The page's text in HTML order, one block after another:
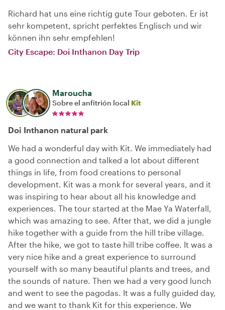
Richard hat uns eine richtig gute Tour geboten. Er ist
sehr kompetent, spricht perfektes Englisch und wir
können ihn sehr empfehlen!
City Escape: Doi Inthanon Day Trip
Maroucha
Sobre el anfitrión local Kit
Doi Inthanon natural park
We had a wonderful day with Kit. We immediately had
a good connection and talked a lot about different
things in life, from food creations to personal
development. Kit was a monk for several years, and it
was inspiring to hear about all his knowledge and
experiences. The tour started at the Mae Ya Waterfall,
which was amazing to see. After that, we did a jungle
hike together with a guide from the hill tribe village.
After the hike, we got to taste hill tribe coffee. It was a
very nice hike and a great experience to surround
yourself with so many beautiful plants and trees, and
the sounds of nature. Then we had a very good lunch
and went to see the pagodas. It was a fully guided day,
and we want to thank Kit for this experience. We